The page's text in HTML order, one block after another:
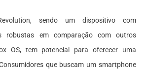
sendo um dispositivo com
robustas em comparação com outros
OS, tem potencial para oferecer uma
que buscam um smartphone